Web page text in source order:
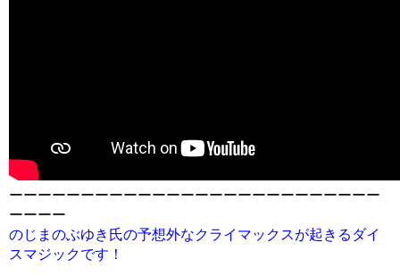
ーーーーーーーーーーーーーーーーーーーーーーーーーー
ーーーー
のじまのぶゆき氏の予想外なクライマックスが起きるダイ
スマジックです！